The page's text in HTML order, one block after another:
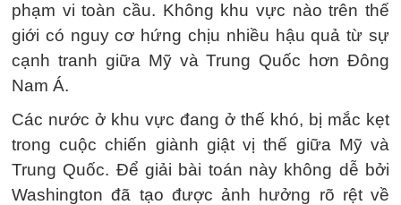
phạm vi toàn cầu. Không khu vực nào trên thế
giới có nguy cơ hứng chịu nhiều hậu quả từ sự
cạnh tranh giữa Mỹ và Trung Quốc hơn Đông
Nam Á.
Các nước ở khu vực đang ở thế khó, bị mắc kẹt
trong cuộc chiến giành giật vị thế giữa Mỹ và
Trung Quốc. Để giải bài toán này không dễ bởi
Washington đã tạo được ảnh hưởng rõ rệt về